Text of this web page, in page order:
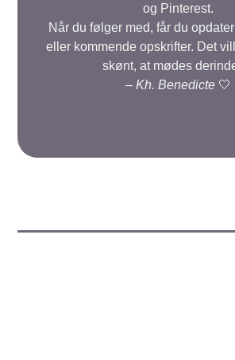
og Pinterest.
Når du følger med, får du
eller kommende opskrifter. Det
skønt, at mødes
– Kh. Benedicte🤍